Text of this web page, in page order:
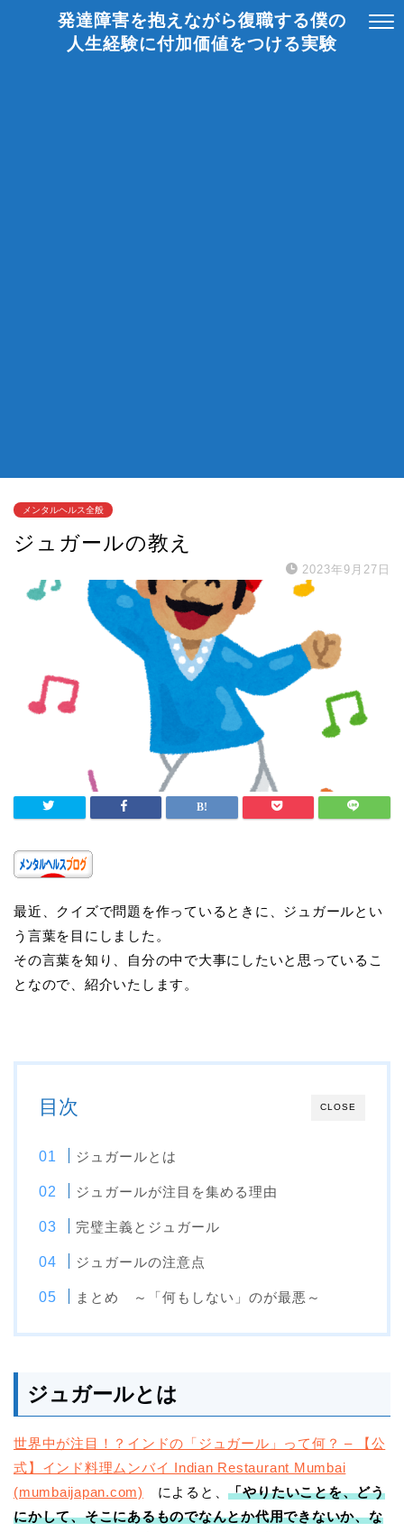
発達障害を抱えながら復職する僕の
人生経験に付加価値をつける実験
メンタルヘルス全般
ジュガールの教え
2023年9月27日
最近、クイズで問題を作っているときに、ジュガールとい
う言葉を目にしました。
その言葉を知り、自分の中で大事にしたいと思っているこ
となので、紹介いたします。
CLOSE
目次
ジュガールとは
ジュガールが注目を集める理由
完璧主義とジュガール
ジュガールの注意点
まとめ ～「何もしない」のが最悪～
ジュガールとは
世界中が注目！？インドの「ジュガール」って何？ – 【公
式】インド料理ムンバイ Indian Restaurant Mumbai
(mumbaijapan.com)
によると、「やりたいことを、どう
にかして、そこにあるものでなんとか代用できないか、な